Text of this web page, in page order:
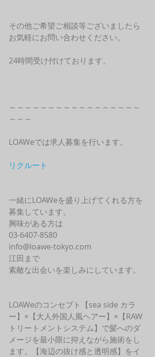
その他ご希望ご相談等ございましたら
お気軽にお問い合わせください。
24時間受け付けております。
～～～～～～～～～～～～～～～～～
～～～
LOAWeでは求人募集を行います。
リクルート
一緒にLOAWeを盛り上げてくれる方を
募集しています。
興味がある方は
03-6407-8580
info@loawe-tokyo.com
江田まで
素敵な出会いを楽しみにしています。
LOAWeのコンセプト【sea side カラ
ー】×【大人外国人風ヘアー】×【RAW
トリートメントシステム】で髪へのダ
メージを最小限に抑えながら施術をし
ます。【海辺の抜け感と透明感】をイ